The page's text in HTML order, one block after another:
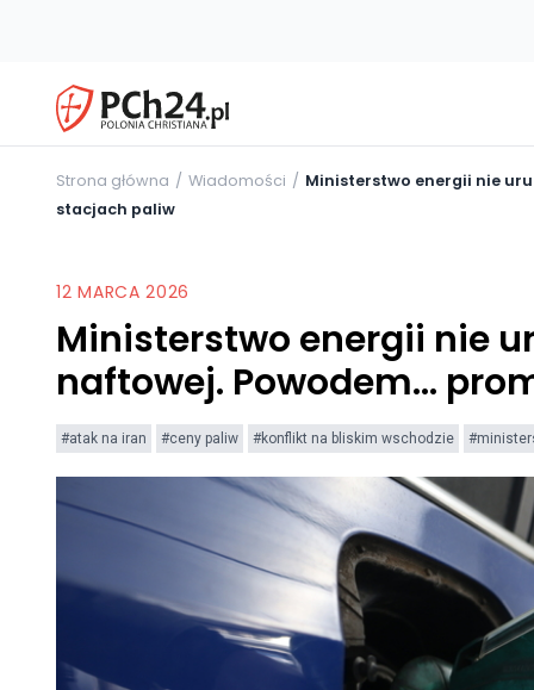
Strona główna Wiadomości
Ministerstwo energii nie
stacjach paliw
12 MARCA 2026
Ministerstwo energii nie
naftowej. Powodem…
#atak na iran #ceny paliw #konflikt na bliskim wschodzie